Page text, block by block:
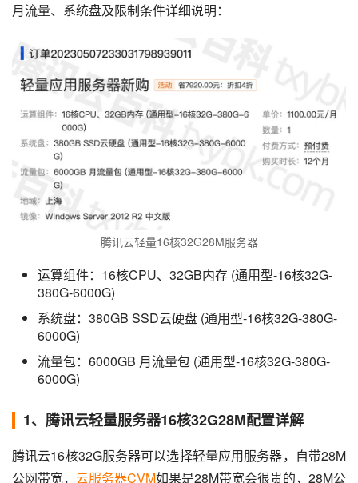
月流量、系统盘及限制条件详细说明：
腾讯云轻量16核32G28M服务器
运算组件：16核CPU、32GB内存 (通用型-16核32G-
380G-6000G)
系统盘：380GB SSD云硬盘 (通用型-16核32G-380G-
6000G)
流量包：6000GB 月流量包 (通用型-16核32G-380G-
6000G)
1、腾讯云轻量服务器16核32G28M配置详解
腾讯云16核32G服务器可以选择轻量应用服务器，自带28M
公网带宽， 云服务器CVM如果是28M带宽会很贵的，28M公